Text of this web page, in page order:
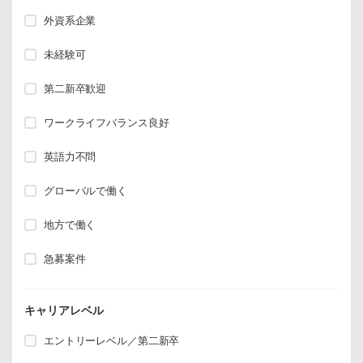
外資系企業
未経験可
第二新卒歓迎
ワークライフバランス良好
英語力不問
グローバルで働く
地方で働く
急募案件
キャリアレベル
エントリーレベル／第二新卒